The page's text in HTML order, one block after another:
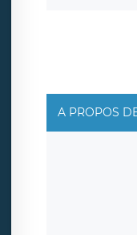
rue Léopold
également le
d’une autorité de
A PROPOS